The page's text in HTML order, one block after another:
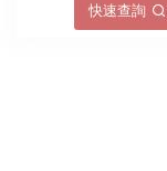
快速查詢